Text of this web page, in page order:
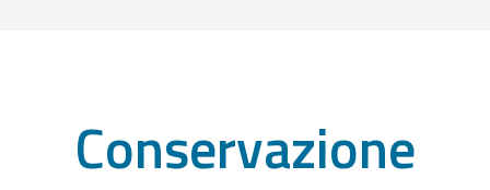
Conservazione